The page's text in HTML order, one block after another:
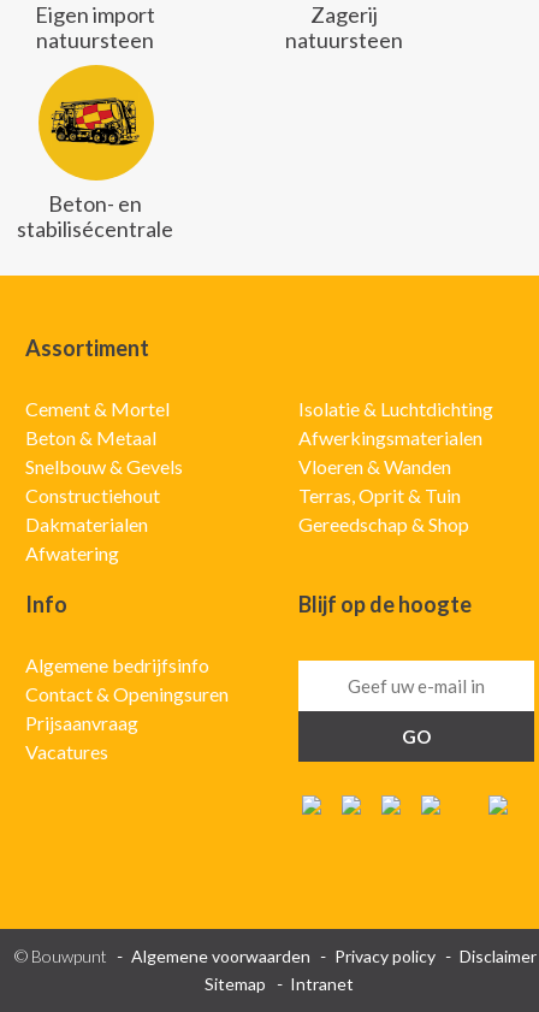
Eigen import
natuursteen
Zagerij
natuursteen
Beton- en
stabilisécentrale
Assortiment
Cement & Mortel
Beton & Metaal
Snelbouw & Gevels
Constructiehout
Dakmaterialen
Afwatering
Isolatie & Luchtdichting
Afwerkingsmaterialen
Vloeren & Wanden
Terras, Oprit & Tuin
Gereedschap & Shop
Info
Algemene bedrijfsinfo
Contact & Openingsuren
Prijsaanvraag
Vacatures
Blijf op de hoogte
© Bouwpunt Algemene voorwaarden Privacy policy
Disclaimer
Sitemap
Intranet